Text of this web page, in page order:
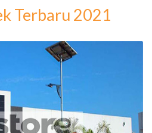
Terbaru 2021